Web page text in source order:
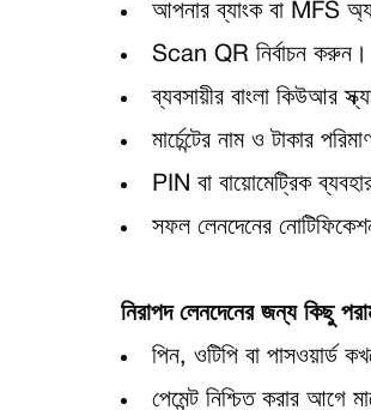
আপনার ব্যাংক বা MFS
Scan QR নির্বাচন করুন।
ব্যবসায়ীর বাংলা কিউআর
মার্চেন্টের নাম ও টাকার
PIN বা বায়োমেট্রিক
সফল লেনদেনের
নিরাপদ লেনদেনের জন্য কিছু
পিন, ওটিপি বা পাসওয়ার্ড
পেমেন্ট নিশ্চিত করার আগে